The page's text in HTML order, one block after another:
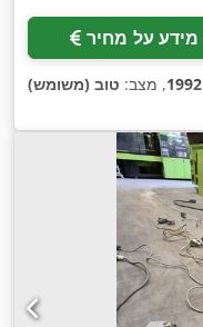
מידע על מחיר
1992, מצב: טוב (משומש)